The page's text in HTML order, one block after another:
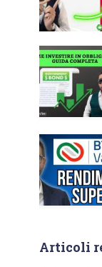
Articoli